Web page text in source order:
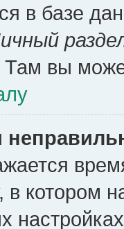
в базе
вы
в котором